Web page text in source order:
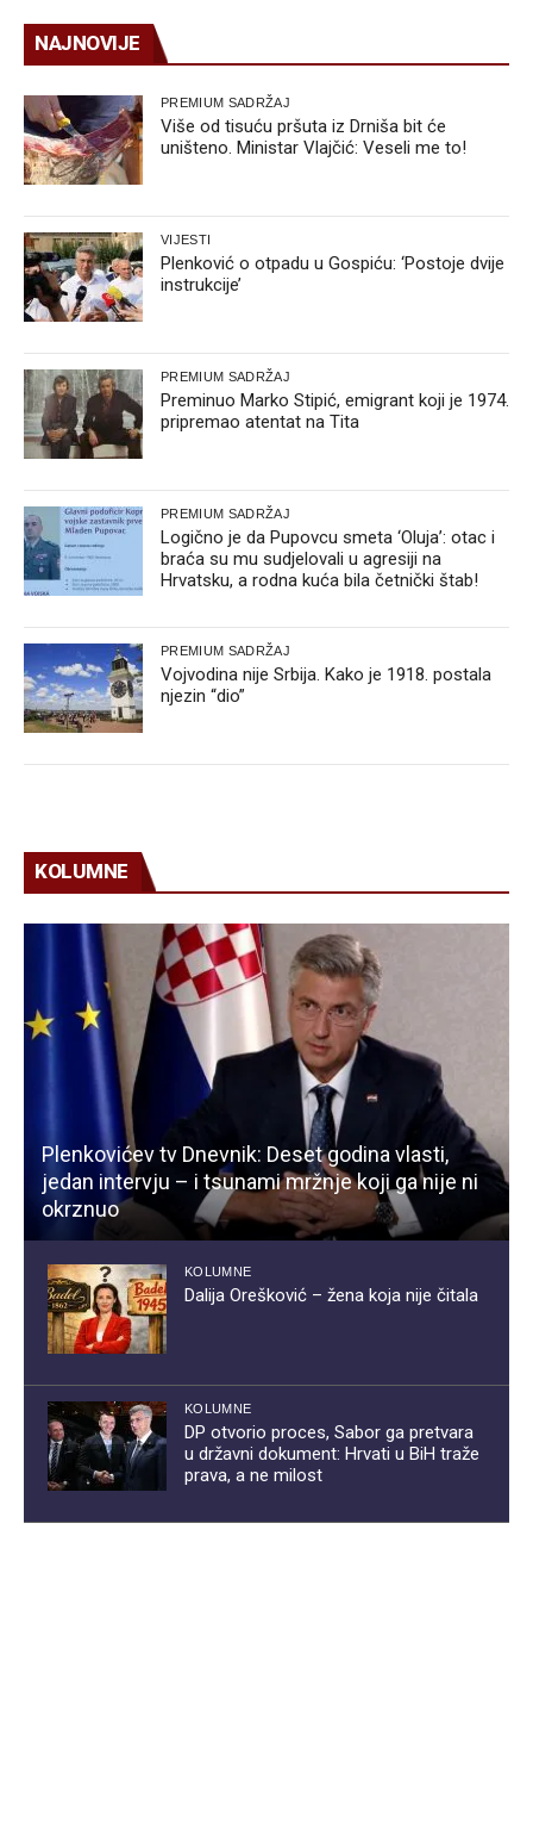
NAJNOVIJE
PREMIUM SADRŽAJ
Više od tisuću pršuta iz Drniša bit će
uništeno. Ministar Vlajčić: Veseli me to!
VIJESTI
Plenković o otpadu u Gospiću: ‘Postoje dvije
instrukcije’
PREMIUM SADRŽAJ
Preminuo Marko Stipić, emigrant koji je 1974.
pripremao atentat na Tita
PREMIUM SADRŽAJ
Logično je da Pupovcu smeta ‘Oluja’: otac i
braća su mu sudjelovali u agresiji na
Hrvatsku, a rodna kuća bila četnički štab!
PREMIUM SADRŽAJ
Vojvodina nije Srbija. Kako je 1918. postala
njezin “dio”
KOLUMNE
Plenkovićev tv Dnevnik: Deset godina vlasti,
jedan intervju – i tsunami mržnje koji ga nije ni
okrznuo
KOLUMNE
Dalija Orešković – žena koja nije čitala
KOLUMNE
DP otvorio proces, Sabor ga pretvara
u državni dokument: Hrvati u BiH traže
prava, a ne milost